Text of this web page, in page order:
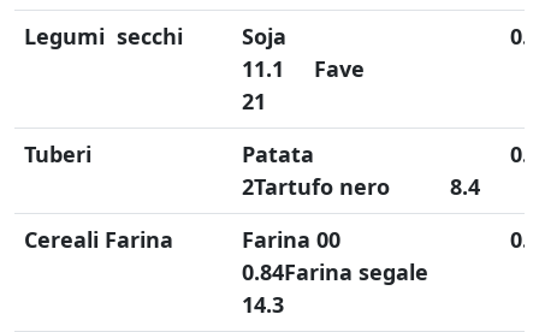
Legumi secchi
Soja
11.1 Fave
21
Tuberi
Patata
2Tartufo nero 8.4
Cereali Farina
Farina 00
0.84Farina segale
14.3